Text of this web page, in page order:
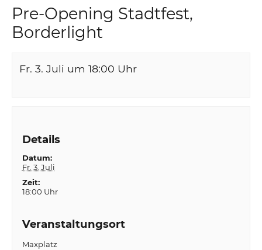
Pre-Opening Stadtfest,
Borderlight
Fr. 3. Juli um 18:00 Uhr
Details
Datum:
Fr. 3. Juli
Zeit:
18:00 Uhr
Veranstaltungsort
Maxplatz